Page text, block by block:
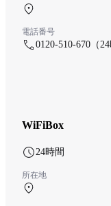
電話番号
0120-510-670（
WiFiBox
24時間
所在地